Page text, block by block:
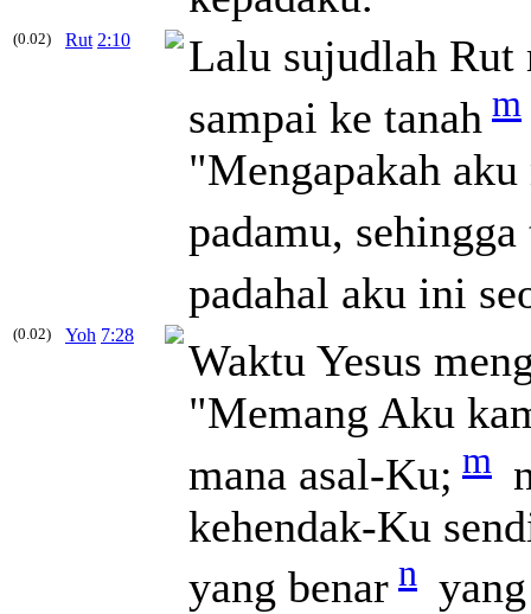
(0.02) Rut 2:10
Lalu sujudlah Rut
sampai ke tanah m
"Mengapakah
padamu,
padahal aku ini
(0.02) Yoh 7:28
Waktu Yesus
"Memang Aku
mana asal-Ku; m
kehendak-Ku
yang benar n